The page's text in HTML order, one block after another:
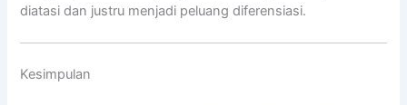
diatasi dan justru menjadi peluang diferensiasi.
Kesimpulan